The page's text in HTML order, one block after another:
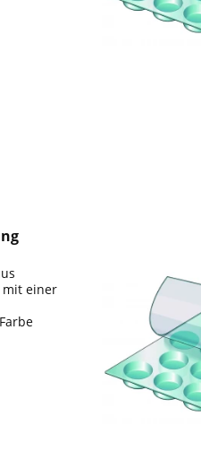
mit einer
liegt